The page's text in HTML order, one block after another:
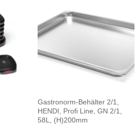
Gastronorm-Behälter 2/1,
HENDI, Profi Line, GN 2/1,
58L, (H)200mm